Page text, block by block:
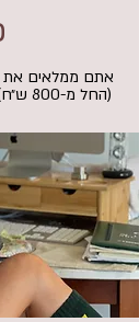
אתם ממלאים את
(החל מ-800 ש״ח) מסמנים תאריך ושולחים לנו.